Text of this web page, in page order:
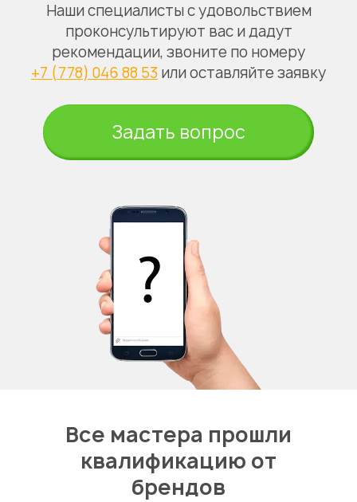
Наши специалисты с удовольствием
проконсультируют вас и дадут
рекомендации, звоните по номеру
+7 (778) 046 88 53 или оставляйте заявку
Задать вопрос
Все мастера прошли
квалификацию от
брендов